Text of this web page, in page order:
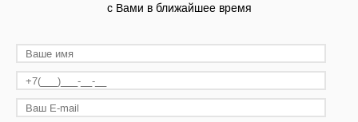
с Вами в ближайшее время